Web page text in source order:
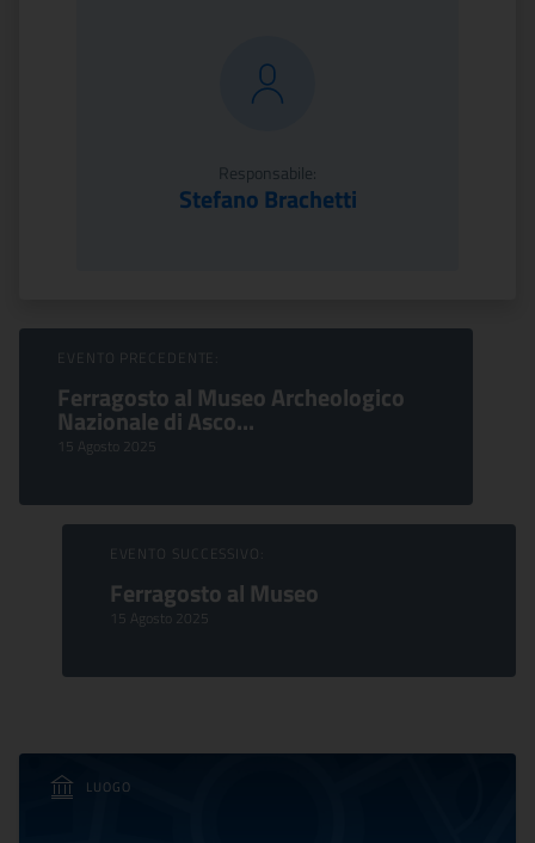
Responsabile:
Stefano Brachetti
Sfoglia Eventi
EVENTO PRECEDENTE:
Ferragosto al Museo Archeologico
Nazionale di Asco...
15 Agosto 2025
EVENTO SUCCESSIVO:
Ferragosto al Museo
15 Agosto 2025
LUOGO